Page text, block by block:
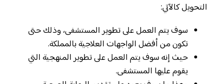
التحويل كالآتي:
سوف يتم العمل على تطوير المستشفى، وذلك حتى
تكون من أفضل الواجهات العلاجية بالمملكة.
حيث إنه سوف يتم العمل على تطوير المنهجية التي
يقوم عليها المستشفى.